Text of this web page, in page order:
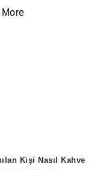
Kişi Nasıl Kahve